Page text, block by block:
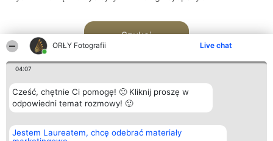
ORŁY Fotografii Live chat
04:07
Cześć, chętnie Ci pomogę! 🙂 Kliknij proszę w
odpowiedni temat rozmowy! 🙂
Jestem Laureatem, chcę odebrać materiały
Szukaj
Organizator plebiscytu
Bright Side Solutions sp. z o.
Plebiscyt
Laureaci
Kontakt
Kontakt